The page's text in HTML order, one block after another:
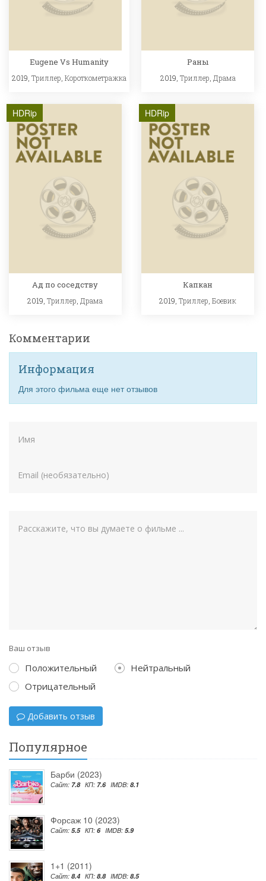
Eugene Vs Humanity
2019, Триллер Короткометражка
Раны
2019, Триллер Драма
HDRip
Ад по соседству
2019,Триллер Драма
HDRip
Капкан
2019,Триллер ,Боевик
Комментарии
Информация
Для этого фильма еще нет отзывов
Ваш отзыв
Положительный
Нейтральный
Отрицательный
Добавить отзыв
Популярное
Барби (2023)
Сайт: 7.8 КП: 7.6 IMDB: 8.1
Форсаж 10 (2023)
Сайт: 5.5 КП: 6 IMDB: 5.9
1+1 (2011)
Сайт: 8.4 КП: 8.8 IMDB: 8.5